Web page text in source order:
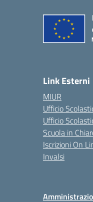
Link Esterni
MIUR
Ufficio
Ufficio
Scuola in
Iscrizioni On
Invalsi